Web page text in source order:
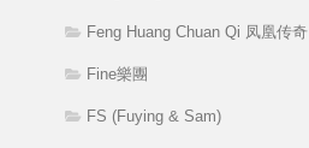
Feng Huang Chuan Qi 凤凰传奇
Fine樂團
FS (Fuying & Sam)